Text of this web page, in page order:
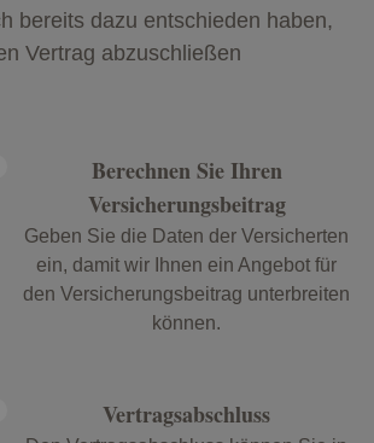
bereits dazu entschieden haben,
Vertrag abzuschließen
Berechnen Sie Ihren
Versicherungsbeitrag
Geben Sie die Daten der Versicherten
ein, damit wir Ihnen ein Angebot für
den Versicherungsbeitrag unterbreiten
können.
Vertragsabschluss